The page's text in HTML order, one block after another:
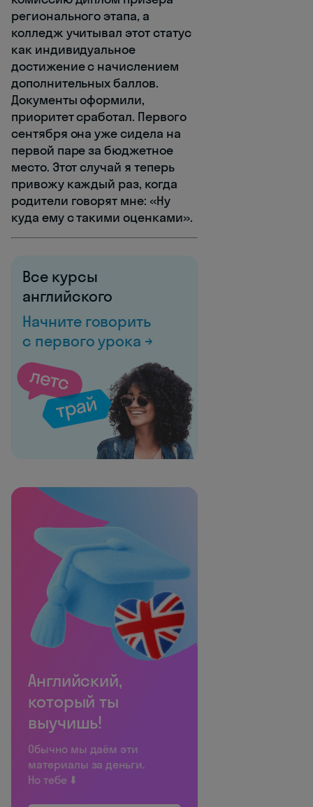
регионального этапа, а
колледж учитывал этот статус
как индивидуальное
достижение с начислением
дополнительных баллов.
Документы оформили,
приоритет сработал. Первого
сентября она уже сидела на
первой паре за бюджетное
место. Этот случай я теперь
привожу каждый раз, когда
родители говорят мне: «Ну
куда ему с такими оценками».
Все курсы
английского
Начните говорить
с первого урока →
Английский,
который ты
выучишь!
Обычно мы даём эти
материалы за деньги.
Но тебе ⬇️